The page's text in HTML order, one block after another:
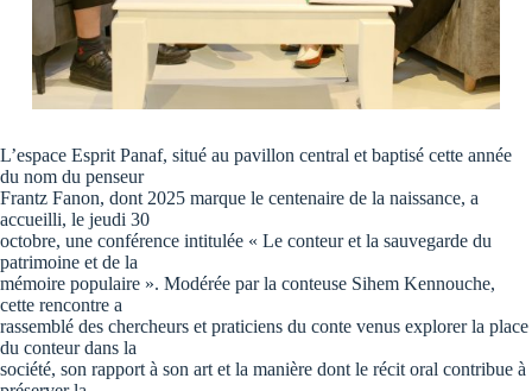
L’espace Esprit Panaf, situé au pavillon central et baptisé cette année
du nom du penseur
Frantz Fanon, dont 2025 marque le centenaire de la naissance, a
accueilli, le jeudi 30
octobre, une conférence intitulée « Le conteur et la sauvegarde du
patrimoine et de la
mémoire populaire ». Modérée par la conteuse Sihem Kennouche,
cette rencontre a
rassemblé des chercheurs et praticiens du conte venus explorer la place
du conteur dans la
société, son rapport à son art et la manière dont le récit oral contribue à